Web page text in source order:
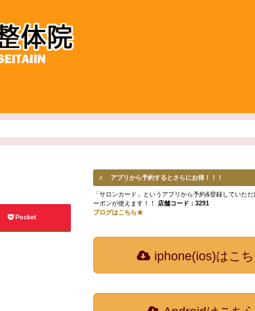
Pocket
♬ アプリから予約するとさらにお得！！！
「サロンカード」というアプリから予約&登録していた
ーポンが使えます！！ 店舗コード：3291
ブログはこちら★
iphone(ios)はこち